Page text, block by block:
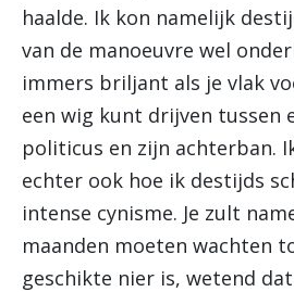
haalde. Ik kon namelijk
van de manoeuvre wel
immers briljant als je vlak
een wig kunt drijven tussen
politicus en zijn achterban.
echter ook hoe ik destijds
intense cynisme. Je zult
maanden moeten wachten
geschikte nier is, wetend